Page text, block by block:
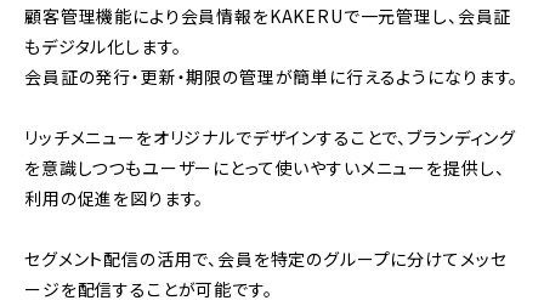
顧客管理機能により会員情報をKAKERUで一元管理し、会員証
もデジタル化します。
会員証の発行・更新・期限の管理が簡単に行えるようになります。
リッチメニューをオリジナルでデザインすることで、ブランディング
を意識しつつもユーザーにとって使いやすいメニューを提供し、
利用の促進を図ります。
セグメント配信の活用で、会員を特定のグループに分けてメッセ
ージを配信することが可能です。